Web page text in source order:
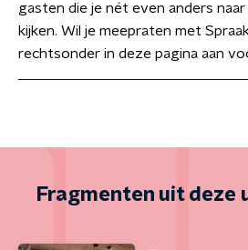
gasten die je nét even anders
kijken. Wil je meepraten met
rechtsonder in deze pagina aan
Fragmenten uit deze